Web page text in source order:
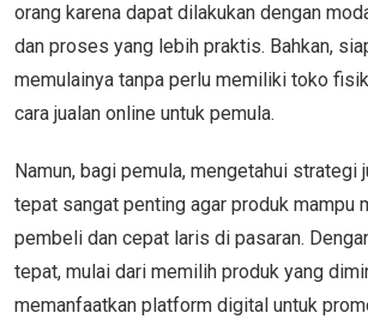
orang karena dapat dilakukan dengan
dan proses yang lebih praktis. Bahkan,
memulainya tanpa perlu memiliki toko
cara jualan online untuk pemula.
Namun, bagi pemula, mengetahui strategi
tepat sangat penting agar produk mampu
pembeli dan cepat laris di pasaran.
tepat, mulai dari memilih produk yang
memanfaatkan platform digital untuk